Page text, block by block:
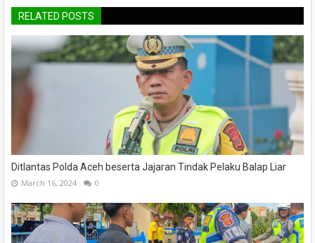
RELATED POSTS
Ditlantas Polda Aceh beserta Jajaran Tindak Pelaku Balap Liar
March 16, 2024 0